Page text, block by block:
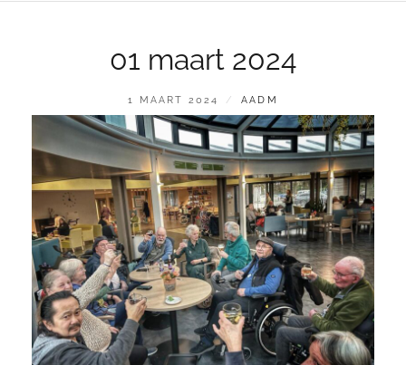
01 maart 2024
GEPLAATST
OP
1 MAART 2024 BY
AADM